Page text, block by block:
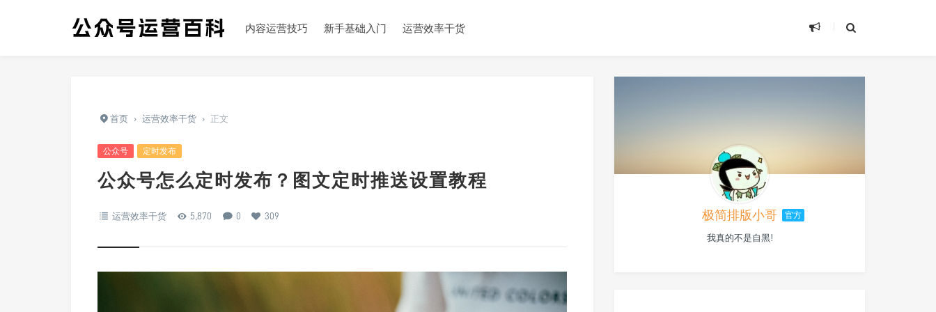
内容运营技巧 新手基础入门 运营效率干货
首页 › 运营效率干货 › 正文
公众号 定时发布
公众号怎么定时发布？图文定时推送设置教程
运营效率干货 5,870 0 309 极简排版小哥 官方
我真的不是自黑!